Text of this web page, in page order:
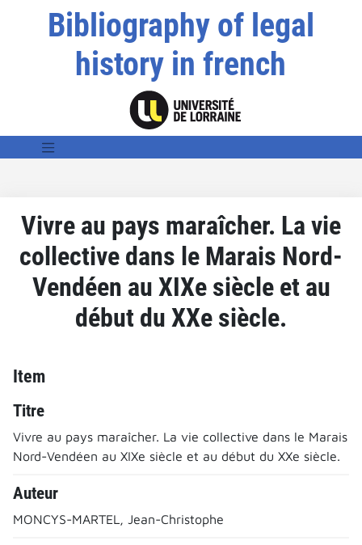
Bibliography of legal
history in french
Vivre au pays maraîcher. La vie
collective dans le Marais Nord-
Vendéen au XIXe siècle et au
début du XXe siècle.
Item
Titre
Vivre au pays maraîcher. La vie collective dans le Marais
Nord-Vendéen au XIXe siècle et au début du XXe siècle.
Auteur
MONCYS-MARTEL, Jean-Christophe